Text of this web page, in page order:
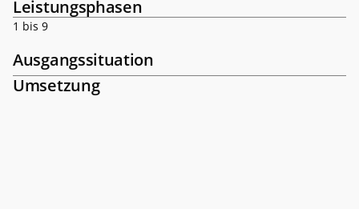
Leistungsphasen
1 bis 9
Ausgangssituation
Umsetzung